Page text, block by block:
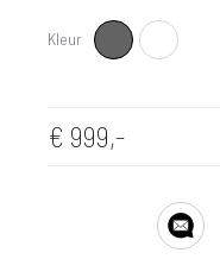
Kleur
Charcoal
Wit
€ 999,-